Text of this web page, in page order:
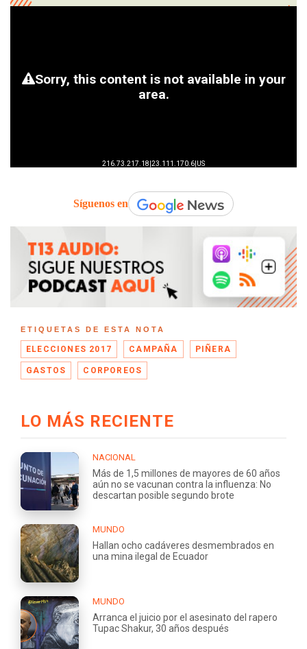
Síguenos en
ETIQUETAS DE ESTA NOTA
ELECCIONES 2017 CAMPAÑA PIÑERA
GASTOS CORPOREOS
LO MÁS RECIENTE
NACIONAL
Más de 1,5 millones de mayores de 60 años
aún no se vacunan contra la influenza: No
descartan posible segundo brote
MUNDO
Hallan ocho cadáveres desmembrados en
una mina ilegal de Ecuador
MUNDO
Arranca el juicio por el asesinato del rapero
Tupac Shakur, 30 años después